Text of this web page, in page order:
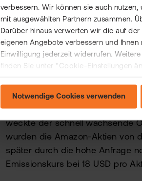
verbessern. Wir können sie auch
mit ausgewählten Partnern zusammen.
Darüber hinaus verwerten wir die auf
eigenen Angebote verbessern und
Einwilligung jederzeit widerrufen.
finden Sie unter "Cookie-Einstellungen
Notwendige Cookies verwenden
Amazon
verlässlicher Indikator für die
Als Amazon am 15. Mai 1997
weckte der schnell wachsende
wurden die Amazon-Aktien von
später durch die hohe Anfrage
Emissionskurs bei 18 USD pro